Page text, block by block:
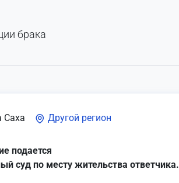
брака
Саха Другой регион
подается
суд по месту жительства ответчика.